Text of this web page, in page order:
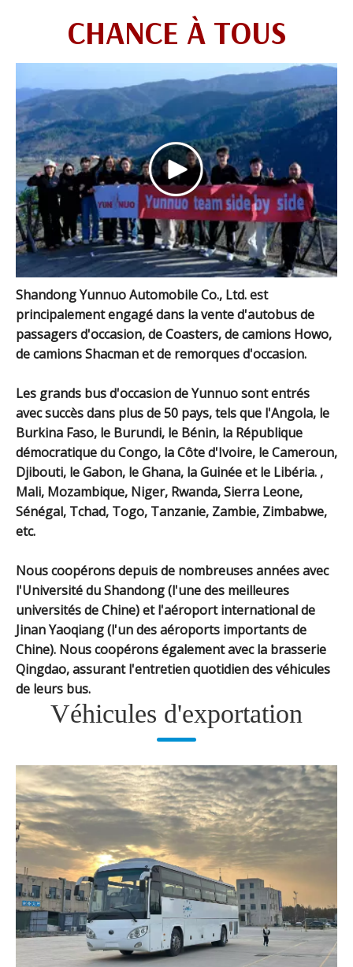
CHANCE À TOUS
Shandong Yunnuo Automobile Co., Ltd. est
principalement engagé dans la vente d'autobus de
passagers d'occasion, de Coasters, de camions Howo,
de camions Shacman et de remorques d'occasion.
Les grands bus d'occasion de Yunnuo sont entrés
avec succès dans plus de 50 pays, tels que l'Angola, le
Burkina Faso, le Burundi, le Bénin, la République
démocratique du Congo, la Côte d'Ivoire, le Cameroun,
Djibouti, le Gabon, le Ghana, la Guinée et le Libéria. ,
Mali, Mozambique, Niger, Rwanda, Sierra Leone,
Sénégal, Tchad, Togo, Tanzanie, Zambie, Zimbabwe,
etc.
Nous coopérons depuis de nombreuses années avec
l'Université du Shandong (l'une des meilleures
universités de Chine) et l'aéroport international de
Jinan Yaoqiang (l'un des aéroports importants de
Chine). Nous coopérons également avec la brasserie
Qingdao, assurant l'entretien quotidien des véhicules
de leurs bus.
Véhicules d'exportation